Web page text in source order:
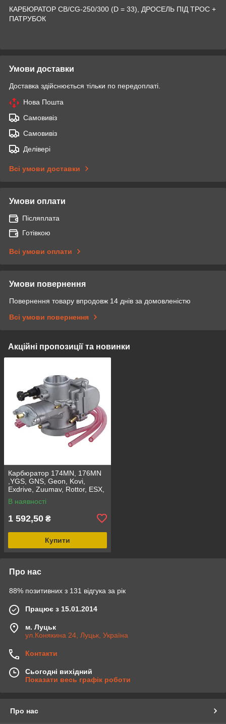
КАРБЮРАТОР СВ/CG-250/300 (D = 33), ДРОСЕЛЬ ПІД ТРОС +
ПАТРУБОК
Умови доставки
Доставка здійснюється тільки по передоплаті.
Нова Пошта
Самовивіз
Самовивіз
Делівері
Всі умови доставки
Умови оплати
Післяплата
Готівкою
Всі умови оплати
Умови повернення
Повернення товару впродовж 14 днів за домовленістю
Всі умови повернення
Акційні пропозиції та новинки
Карбюратор 174MN, 176MN
,YGS, GNS, Geon, Kovi,
Exdrive, Zuumav, Rottor, ESX,
В наявності
1 592,50 ₴
Купити
Про нас
88% позитивних з 131 відгука за рік
Працює з 15.01.2014
м. Луцьк
ул.Конякина 24, Луцьк, Україна
Контакти
Сьогодні вихідний
Показати весь графік роботи
Про нас